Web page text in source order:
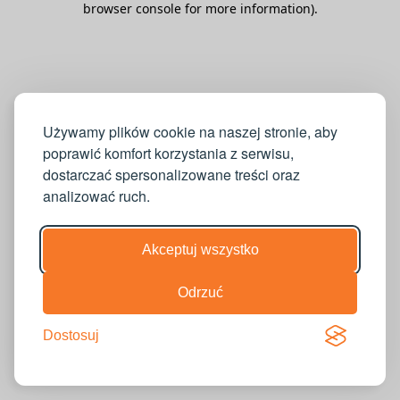
Używamy plików cookie na naszej stronie, aby
poprawić komfort korzystania z serwisu,
dostarczać spersonalizowane treści oraz
analizować ruch.
Akceptuj wszystko
Odrzuć
Dostosuj
browser console for more information).